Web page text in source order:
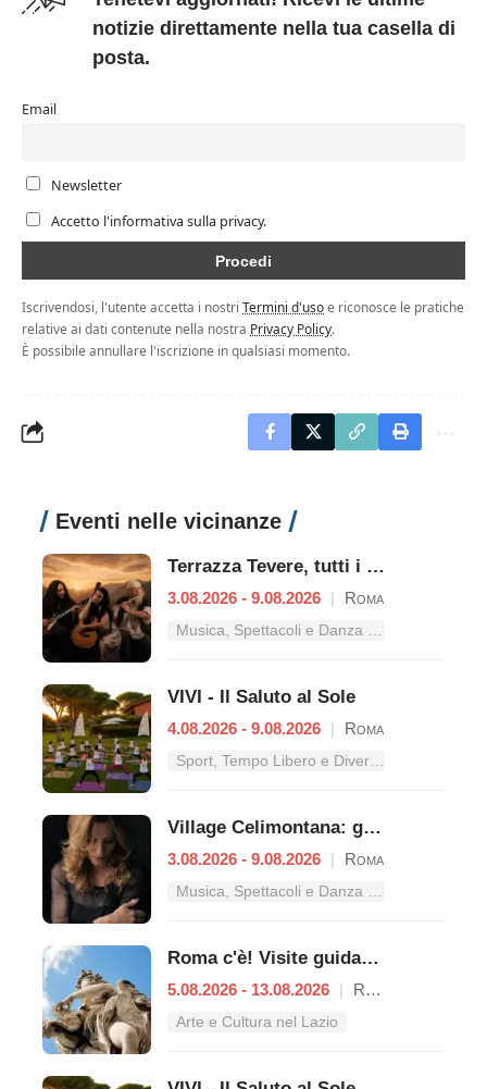
notizie direttamente nella tua casella di
posta.
Email
Newsletter
Accetto l'informativa sulla privacy.
Iscrivendosi, l'utente accetta i nostri Termini d'usoe riconosce le pratiche
relative ai dati contenute nella nostra Privacy Policy.
È possibile annullare l'iscrizione in qualsiasi momento.
Eventi nelle vicinanze
Terrazza Tevere, tutti i concerti dal 3 al 9 agosto
3.08.2026 - 9.08.2026 | Roma
Musica, Spettacoli e Danza nel Lazio
VIVI - Il Saluto al Sole
4.08.2026 - 9.08.2026 | Roma
Sport, Tempo Libero e Divertimento nel Lazio
Village Celimontana: gli appuntamenti dal 3 al 9 agosto
3.08.2026 - 9.08.2026 | Roma
Musica, Spettacoli e Danza nel Lazio
Roma c'è! Visite guidate (anche per bambini) dal 5 al 13 agosto 2026
5.08.2026 - 13.08.2026 | Roma
Arte e Cultura nel Lazio